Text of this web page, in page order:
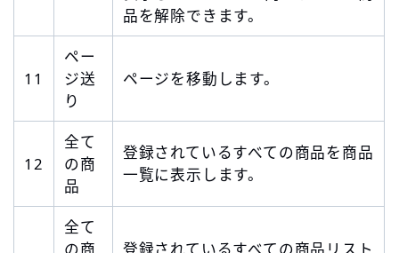
品を解除できます。
11
ペー
ジ送
り
ページを移動します。
12
全て
の商
品
登録されているすべての商品を商品
一覧に表示します。
全て